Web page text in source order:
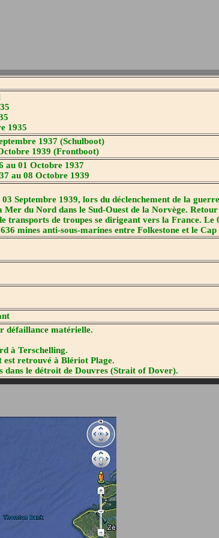
1935
1937 (Schulboot)
1939 (Frontboot)
au 01 Octobre 1937
au 08 Octobre 1939
Septembre 1939, lors du déclenchement de la
du Nord dans le Sud-Ouest de la Norvège.
transports de troupes se dirigeant vers la France. Le
mines anti-sous-marines entre Folkestone et le
défaillance matérielle.
à Terschelling.
est retrouvé à Blériot Plage.
dans le détroit de Douvres (Strait of Dover).